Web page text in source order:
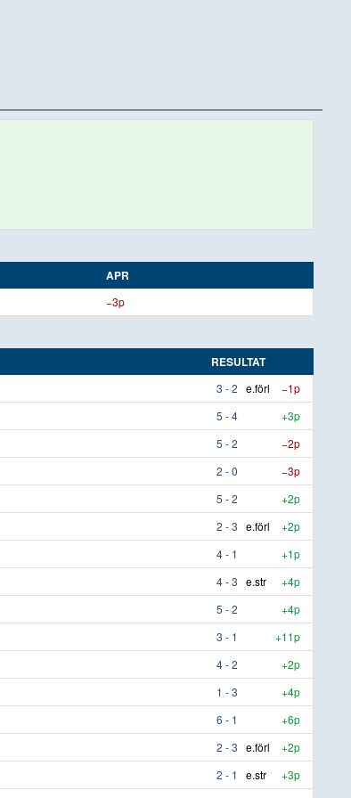
APR
−3p
RESULTAT
3 - 2 e.förl
−1p
5 - 4
+3p
5 - 2
−2p
2 - 0
−3p
5 - 2
+2p
2 - 3 e.förl
+2p
4 - 1
+1p
4 - 3 e.str
+4p
5 - 2
+4p
3 - 1
+11p
4 - 2
+2p
1 - 3
+4p
6 - 1
+6p
2 - 3 e.förl
+2p
2 - 1 e.str
+3p